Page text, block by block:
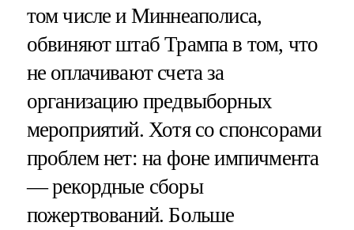
том числе и Миннеаполиса,
обвиняют штаб Трампа в том, что
не оплачивают счета за
организацию предвыборных
мероприятий. Хотя со спонсорами
проблем нет: на фоне импичмента
— рекордные сборы
пожертвований. Больше